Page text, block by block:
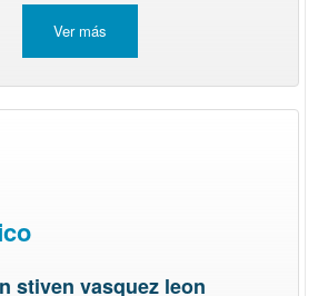
Ver más
stiven vasquez leon